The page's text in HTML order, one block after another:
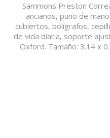
Sammons Preston
ancianos, puño de
cubiertos, bolígrafos,
de vida diaria, soporte
Oxford. Tamaño: 3.14 x